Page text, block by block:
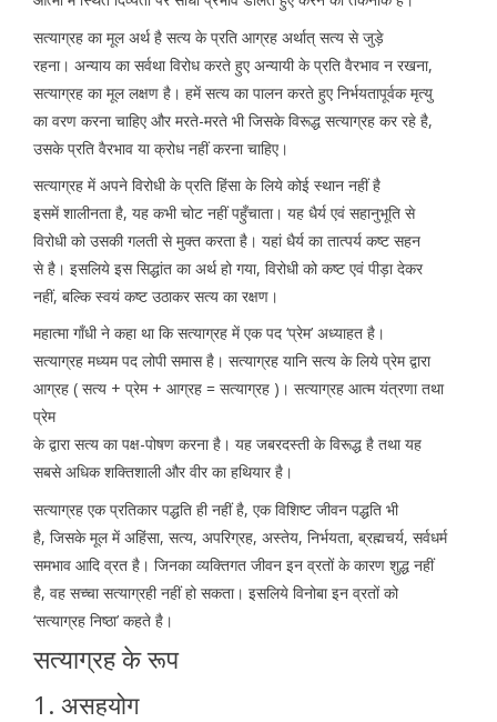
सत्याग्रह का मूल अर्थ है सत्य के प्रति आग्रह अर्थात् सत्य से जुड़े
रहना। अन्याय का सर्वथा विरोध करते हुए अन्यायी के प्रति वैरभाव न रखना,
सत्याग्रह का मूल लक्षण है। हमें सत्य का पालन करते हुए निर्भयतापूर्वक मृत्यु
का वरण करना चाहिए और मरते-मरते भी जिसके विरूद्ध सत्याग्रह कर रहे है,
उसके प्रति वैरभाव या क्रोध नहीं करना चाहिए।
सत्याग्रह में अपने विरोधी के प्रति हिंसा के लिये कोई स्थान नहीं है
इसमें शालीनता है, यह कभी चोट नहीं पहुँचाता। यह धैर्य एवं सहानुभूति से
विरोधी को उसकी गलती से मुक्त करता है। यहां धैर्य का तात्पर्य कष्ट सहन
से है। इसलिये इस सिद्धांत का अर्थ हो गया, विरोधी को कष्ट एवं पीड़ा देकर
नहीं, बल्कि स्वयं कष्ट उठाकर सत्य का रक्षण।
महात्मा गाँधी ने कहा था कि सत्याग्रह में एक पद ‘प्रेम’ अध्याहत है।
सत्याग्रह मध्यम पद लोपी समास है। सत्याग्रह यानि सत्य के लिये प्रेम द्वारा
आग्रह ( सत्य + प्रेम + आग्रह = सत्याग्रह )। सत्याग्रह आत्म यंत्रणा तथा
प्रेम
के द्वारा सत्य का पक्ष-पोषण करना है। यह जबरदस्ती के विरूद्ध है तथा यह
सबसे अधिक शक्तिशाली और वीर का हथियार है।
सत्याग्रह एक प्रतिकार पद्धति ही नहीं है, एक विशिष्ट जीवन पद्धति भी
है, जिसके मूल में अहिंसा, सत्य, अपरिग्रह, अस्तेय, निर्भयता, ब्रह्मचर्य, सर्वधर्म
समभाव आदि व्रत है। जिनका व्यक्तिगत जीवन इन व्रतों के कारण शुद्ध नहीं
है, वह सच्चा सत्याग्रही नहीं हो सकता। इसलिये विनोबा इन व्रतों को
‘सत्याग्रह निष्ठा’ कहते है।
सत्याग्रह के रूप
1. असहयोग